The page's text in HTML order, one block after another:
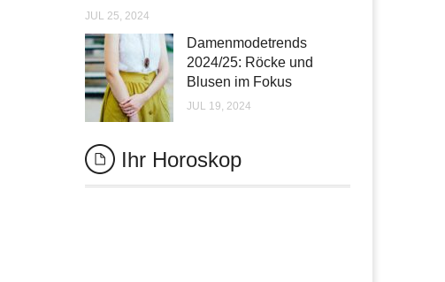
JUL 25, 2024
Damenmodetrends
2024/25: Röcke und
Blusen im Fokus
JUL 19, 2024
Ihr Horoskop